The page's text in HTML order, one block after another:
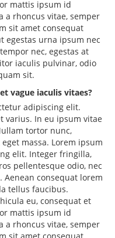
mattis ipsum id
a rhoncus vitae, semper
sit amet consequat
egestas urna ipsum nec
nec, egestas at
iaculis pulvinar, odio
sit.
vague iaculis vitaes?
adipiscing elit.
varius. In eu ipsum vitae
tortor nunc,
massa. Lorem ipsum
elit. Integer fringilla,
pellentesque odio, nec
Aenean consequat lorem
tellus faucibus.
eu, consequat et
mattis ipsum id
a rhoncus vitae, semper